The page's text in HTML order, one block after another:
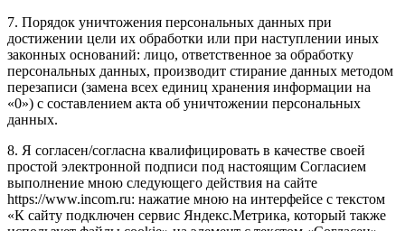
7. Порядок уничтожения персональных данных при
достижении цели их обработки или при наступлении иных
законных оснований: лицо, ответственное за обработку
персональных данных, производит стирание данных методом
перезаписи (замена всех единиц хранения информации на
«0») с составлением акта об уничтожении персональных
данных.
8. Я согласен/согласна квалифицировать в качестве своей
простой электронной подписи под настоящим Согласием
выполнение мною следующего действия на сайте
https://www.incom.ru: нажатие мною на интерфейсе с текстом
«К сайту подключен сервис Яндекс.Метрика, который также